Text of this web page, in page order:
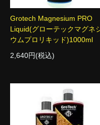
Grotech Magnesium PRO
Liquid(グローテックマグネ
ウムプロリキッド)1000ml
2,640円(税込)